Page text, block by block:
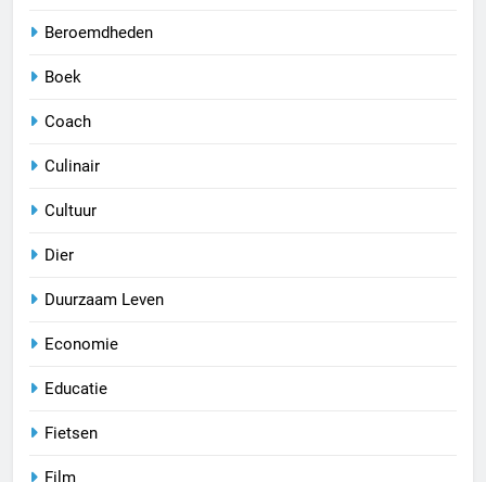
Beroemdheden
Boek
Coach
Culinair
Cultuur
Dier
Duurzaam Leven
Economie
Educatie
Fietsen